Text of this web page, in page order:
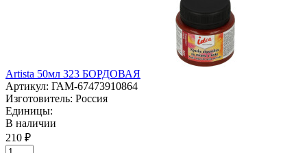
Artista 50мл 323 БОРДОВАЯ
Артикул: ГАМ-67473910864
Изготовитель: Россия
Единицы:
В наличии
210 ₽